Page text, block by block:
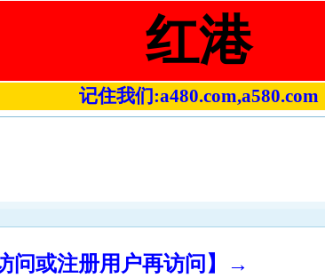
红港
记住我们:a480.com,a580.com
问或注册用户再访问】→